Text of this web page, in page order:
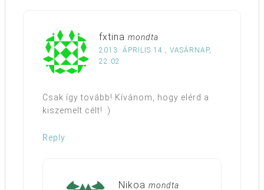
fxtina mondta
2013. ÁPRILIS 14., VASÁRNAP,
22:02
Csak így tovább! Kívánom, hogy elérd a
kiszemelt célt! :)
Reply
Nikoa mondta